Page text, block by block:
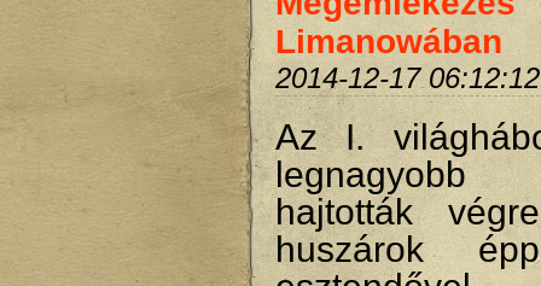
Limanowában
2014-12-17 06:12:12
Az I.
legnagyobb
hajtották
huszárok